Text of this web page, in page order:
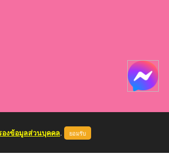
งข้อมูลส่วนบุคคล. ยอมรับ